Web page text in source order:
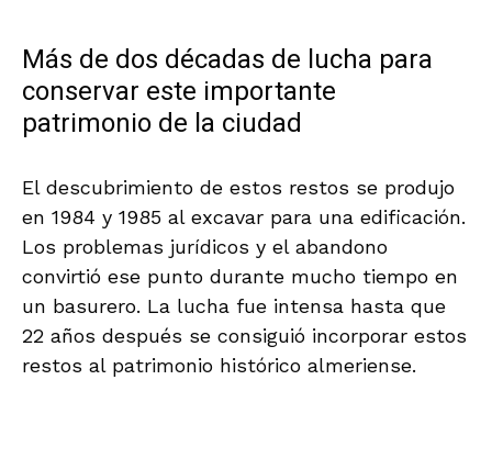
Más de dos décadas de lucha para
conservar este importante
patrimonio de la ciudad
El descubrimiento de estos restos se produjo
en 1984 y 1985 al excavar para una edificación.
Los problemas jurídicos y el abandono
convirtió ese punto durante mucho tiempo en
un basurero. La lucha fue intensa hasta que
22 años después se consiguió incorporar estos
restos al patrimonio histórico almeriense.